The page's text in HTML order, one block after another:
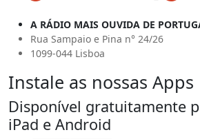
A RÁDIO MAIS OUVIDA DE
Rua Sampaio e Pina n° 24/26
1099-044 Lisboa
Instale as nossas Apps
Disponível gratuitamente
iPad e Android